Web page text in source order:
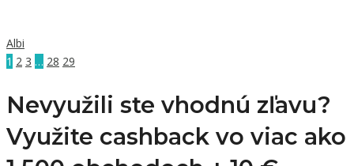
Albi
1 2 3 … 28 29
Nevyužili ste vhodnú zľavu?
Využite cashback vo viac ako